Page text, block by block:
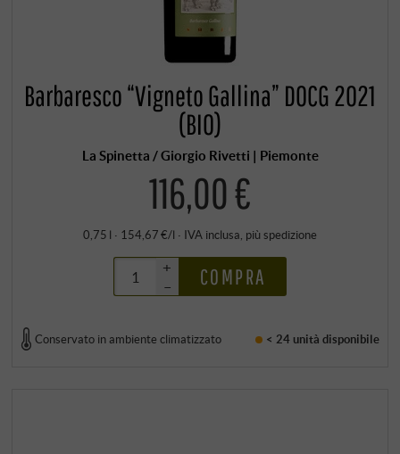
Barbaresco “Vigneto Gallina” DOCG 2021
(BIO)
La Spinetta / Giorgio Rivetti | Piemonte
116,00 €
0,75 l · 154,67 €/l · IVA inclusa, più spedizione
+
–
COMPRA
Conservato in ambiente climatizzato < 24 unità disponibile